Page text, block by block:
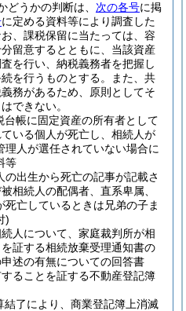
どうかの判断は、 次の各号に掲
に定める資料等により調査した
お、課税保留に当たっては、容
留意するとともに、当該資産
を行い、納税義務者を把握し
を行うものとする。
また、共
務があるため、原則としてそ
できない。
帳に固定資産の所有者として
いる個人が死亡し、相続人が
理人が選任されていない場合に
等
の出生から死亡の記事が記載さ
相続人の配偶者、直系卑属、
死亡しているときは兄弟の子ま
)
人について、家庭裁判所が相
証する相続放棄受理通知書の
述の有無についての回答書
ることを証する不動産登記簿
結了により、商業登記簿上消滅